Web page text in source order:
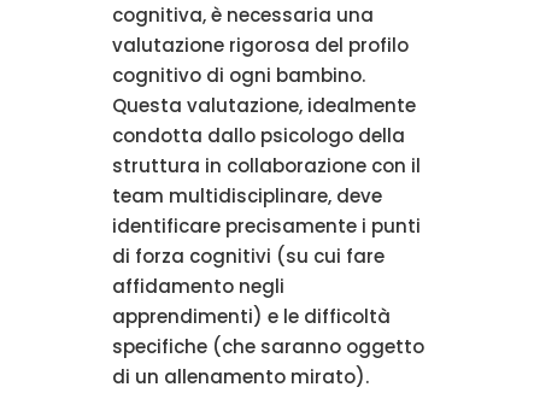
cognitiva, è necessaria una
valutazione rigorosa del profilo
cognitivo di ogni bambino.
Questa valutazione, idealmente
condotta dallo psicologo della
struttura in collaborazione con il
team multidisciplinare, deve
identificare precisamente i punti
di forza cognitivi (su cui fare
affidamento negli
apprendimenti) e le difficoltà
specifiche (che saranno oggetto
di un allenamento mirato).